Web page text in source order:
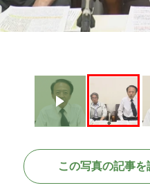
この写真の記事を